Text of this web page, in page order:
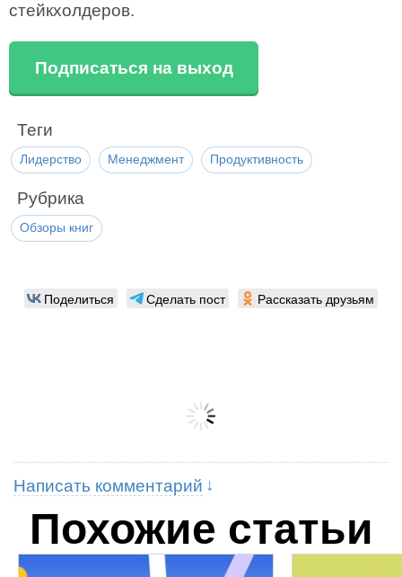
стейкхолдеров.
Подписаться на выход
Теги
Лидерство Менеджмент Продуктивность
Рубрика
Обзоры книг
Поделиться Сделать пост Рассказать друзьям
Написать комментарий
Похожие статьи